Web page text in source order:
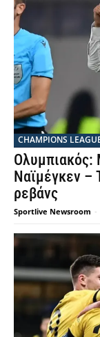
CHAMPIONS
Ολυμπιακός:
Ναϊμέγκεν –
ρεβάνς
Sportlive Newsroom -